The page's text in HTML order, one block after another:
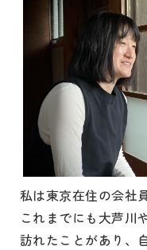
私は東京在住の会社
これまでにも大芦川
訪れたことがあり、